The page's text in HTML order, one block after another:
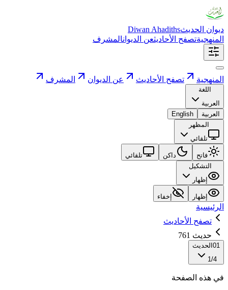
ديوان الحديثDiwan Ahadiths
المنهجيةتصفح الأحاديثعن الديوانالمشرف
المنهجية تصفح الأحاديث عن الديوان المشرف
اللغة
العربية
العربية
English
المظهر
تلقائي
فاتح داكن
تلقائي
التشكيل
إظهار
إظهار إخفاء
الرئيسية
تصفح الأحاديث
حديث 761
01 الحديث
1/4
في هذه الصفحة